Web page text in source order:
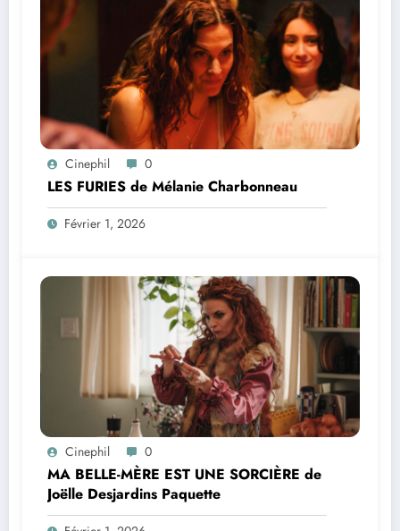
Cinephil 0
LES FURIES de Mélanie Charbonneau
Février 1, 2026
Cinephil 0
MA BELLE-MÈRE EST UNE SORCIÈRE de
Joëlle Desjardins Paquette